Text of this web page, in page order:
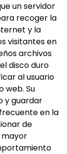
un servidor
recoger la
y la
visitantes en
archivos
disco duro
al usuario
web. Su
y guardar
en la
de
mayor